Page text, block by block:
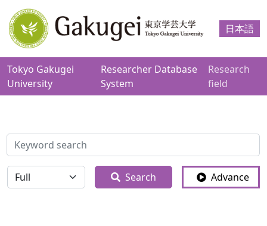
日本語
Tokyo Gakugei
University
Researcher Database
System
Research
field
検索
全体 Search Advance